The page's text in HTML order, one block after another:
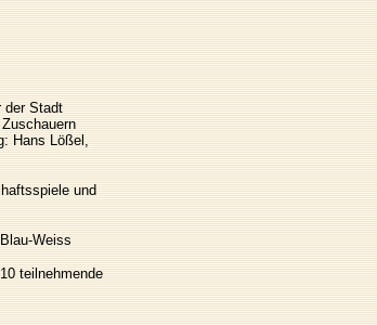
der Stadt
Hans Lößel,
und
Weiss
teilnehmende